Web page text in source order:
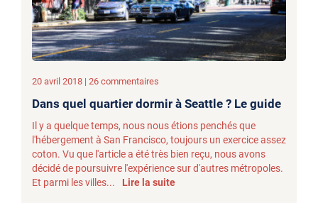
20 avril 2018 | 26 commentaires
Dans quel quartier dormir à Seattle ? Le guide
Il y a quelque temps, nous nous étions penchés que
l'hébergement à San Francisco, toujours un exercice assez
coton. Vu que l'article a été très bien reçu, nous avons
décidé de poursuivre l'expérience sur d'autres métropoles.
Et parmi les villes...
Lire la suite